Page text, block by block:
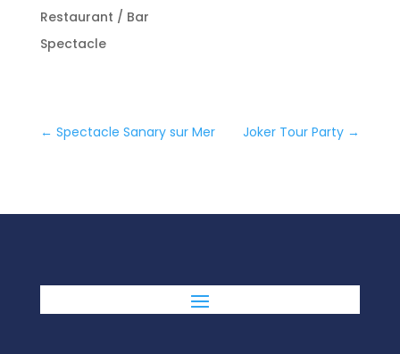
Restaurant / Bar
Spectacle
← Spectacle Sanary sur Mer Joker Tour Party →